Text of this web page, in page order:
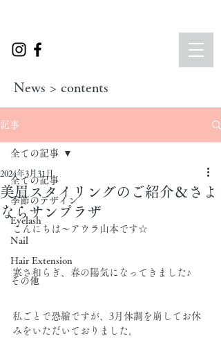
News > contents
記事
全ての記事
季節のデザイン
Eyelash
Nail
Hair Extension
その他
全ての記事
美眉スタイリングのご紹介＆さよ
ならサンプラザ
2024年3月31日
こんにちは～アウラ山本です☆
寒さ和らぎ、春の陽気になってきました♪
私ごとで恐縮ですが、3月体調を崩してお休
みをいただいておりました。